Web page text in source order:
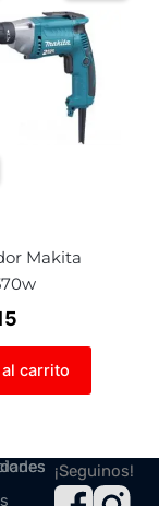
Makita
carrito
¡Seguinos!